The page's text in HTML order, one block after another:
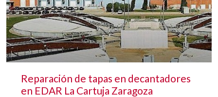
Reparación de tapas en decantadores
en EDAR La Cartuja Zaragoza